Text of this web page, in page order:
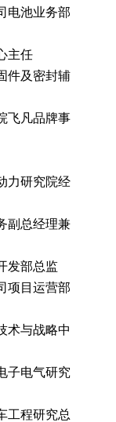
电池业务部
主任
件及密封辅
飞凡品牌事
力研究院经
副总经理兼
发部总监
项目运营部
术与战略中
子电气研究
工程研究总